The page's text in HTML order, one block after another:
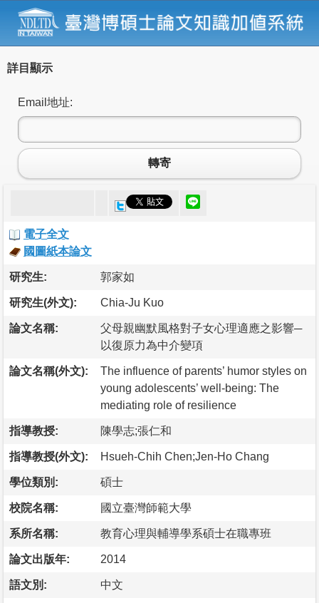
詳目顯示
Email地址:
轉寄
電子全文
國圖紙本論文
研究生: 郭家如
研究生(外文): Chia-Ju Kuo
論文名稱:
父母親幽默風格對子女心理適應之影響─
以復原力為中介變項
論文名稱(外文):
The influence of parents’ humor styles on
young adolescents’ well-being: The
mediating role of resilience
指導教授: 陳學志;張仁和
指導教授(外文): Hsueh-Chih Chen;Jen-Ho Chang
學位類別: 碩士
校院名稱: 國立臺灣師範大學
系所名稱: 教育心理與輔導學系碩士在職專班
論文出版年: 2014
語文別: 中文